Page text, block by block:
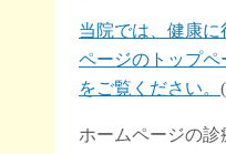
当院では、健康
ページのトップ
をご覧ください。
ホームページの診